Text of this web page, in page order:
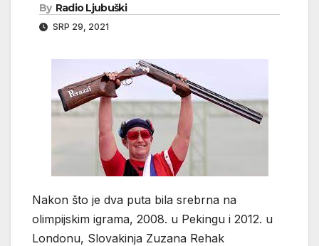
By Radio Ljubuški
SRP 29, 2021
Nakon što je dva puta bila srebrna na
olimpijskim igrama, 2008. u Pekingu i 2012. u
Londonu, Slovakinja Zuzana Rehak